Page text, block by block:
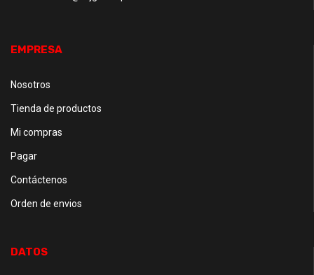
EMPRESA
Nosotros
Tienda de productos
Mi compras
Pagar
Contáctenos
Orden de envios
DATOS